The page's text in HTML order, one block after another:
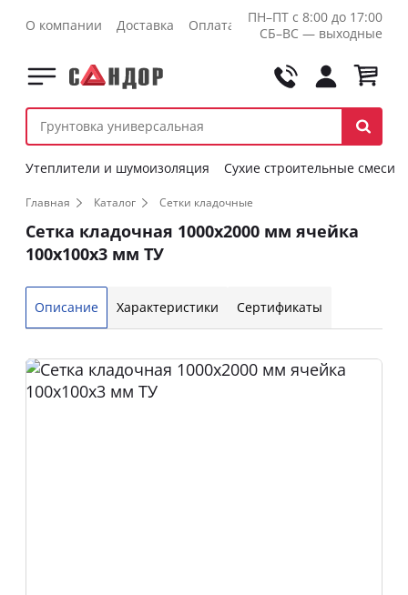
О компании Доставка Оплата Контакты Оптовикам
ПН–ПТ с 8:00 до 17:00
СБ–ВС — выходные
Утеплители и шумоизоляция Сухие строительные смеси
Главная Каталог Сетки кладочные
Сетка кладочная 1000х2000 мм ячейка
100х100х3 мм ТУ
Описание Характеристики Сертификаты